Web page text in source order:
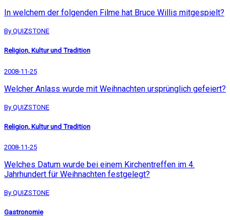
In welchem der folgenden Filme hat Bruce Willis mitgespielt?
By QUIZSTONE
Religion, Kultur und Tradition
2008-11-25
Welcher Anlass wurde mit Weihnachten ursprünglich gefeiert?
By QUIZSTONE
Religion, Kultur und Tradition
2008-11-25
Welches Datum wurde bei einem Kirchentreffen im 4.
Jahrhundert für Weihnachten festgelegt?
By QUIZSTONE
Gastronomie